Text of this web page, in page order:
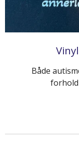
Både
forhold